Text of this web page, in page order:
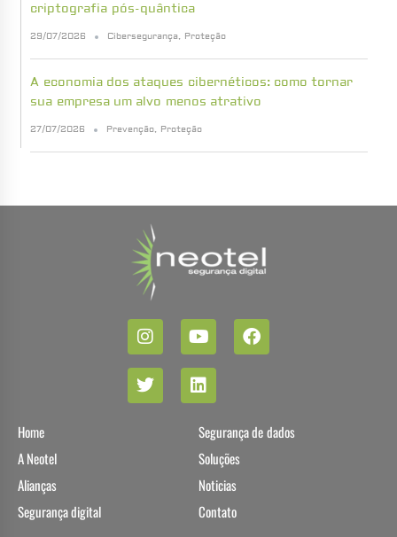
criptografia pós-quântica
29/07/2026 Cibersegurança, Proteção
A economia dos ataques cibernéticos: como tornar
sua empresa um alvo menos atrativo
27/07/2026 Prevenção, Proteção
Home
A Neotel
Alianças
Segurança digital
Segurança de dados
Soluções
Noticias
Contato